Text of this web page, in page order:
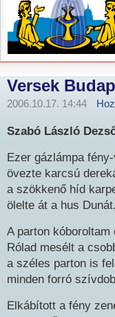
Versek
2006.10.17. 14:44
Szabó László
Ezer gázlámpa
övezte karcsú
a szökkenő híd
ölelte át a hus Dunát.
A parton
Rólad mesélt a
a széles parton is
minden forró
Elkábított a fény